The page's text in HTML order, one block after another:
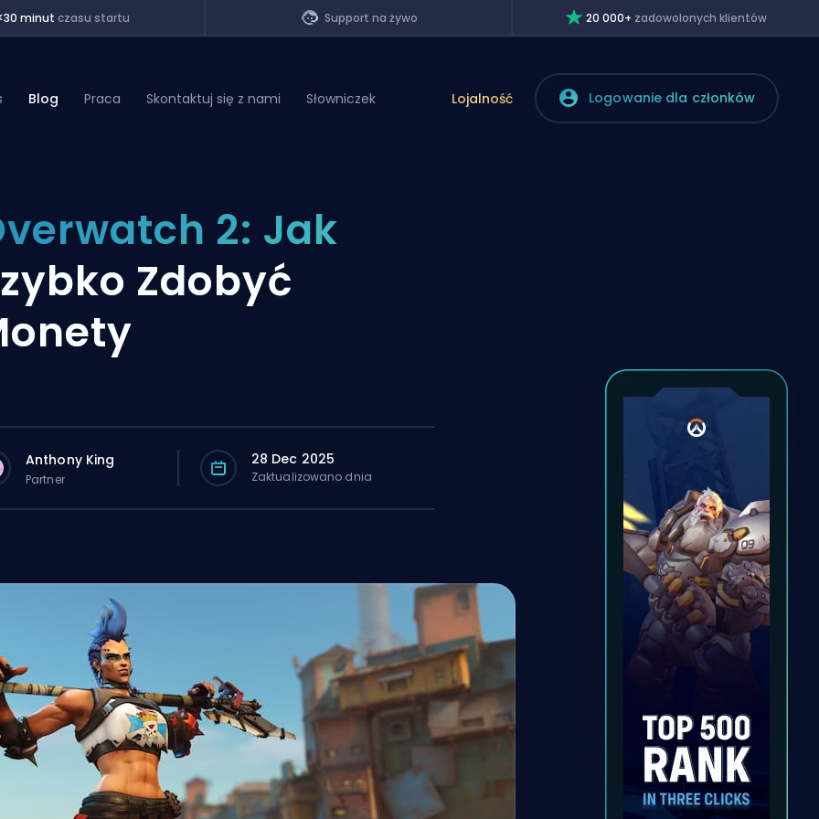
minutczasu startu Support na żywo 20 000+ zadowolonych klientów
Blog Praca Skontaktuj się z nami Słowniczek Lojalność Logowanie dla członków
2: Jak
Zdobyć
Anthony King
Partner
28 Dec 2025
Zaktualizowano dnia